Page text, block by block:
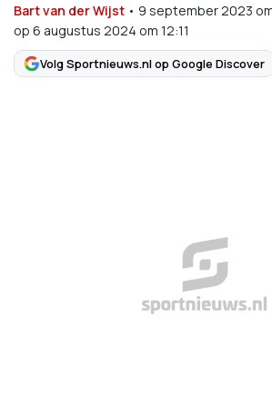
Bart van der Wijst • 9 september 2023
op 6 augustus 2024 om 12:11
Volg Sportnieuws.nl op Google Discover